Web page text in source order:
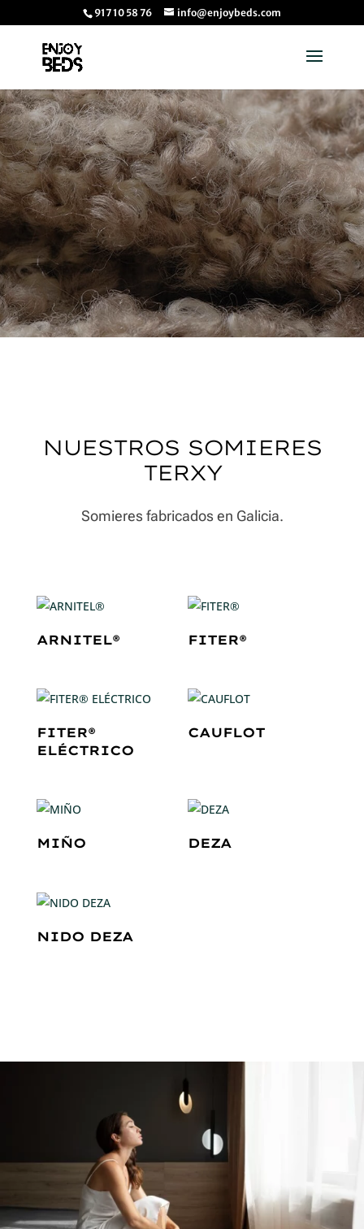
917 10 58 76 info@enjoybeds.com
NUESTROS SOMIERES
TERXY
Somieres fabricados en Galicia.
ARNITEL® FITER®
FITER®
ELÉCTRICO
CAUFLOT
MIÑO DEZA
NIDO DEZA